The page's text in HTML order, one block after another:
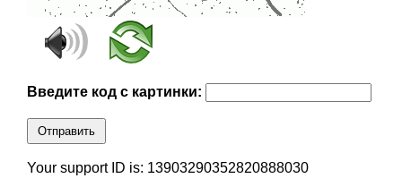
Введите код с картинки:
Отправить
Your support ID is: 13903290352820888030